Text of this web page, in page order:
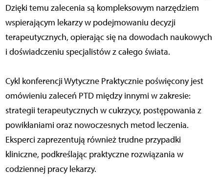
Dzięki temu zalecenia są kompleksowym narzędziem
wspierającym lekarzy w podejmowaniu decyzji
terapeutycznych, opierając się na dowodach naukowych
i doświadczeniu specjalistów z całego świata.
Cykl konferencji Wytyczne Praktycznie poświęcony jest
omówieniu zaleceń PTD między innymi w zakresie:
strategii terapeutycznych w cukrzycy, postępowania z
powikłaniami oraz nowoczesnych metod leczenia.
Eksperci zaprezentują również trudne przypadki
kliniczne, podkreślając praktyczne rozwiązania w
codziennej pracy lekarzy.